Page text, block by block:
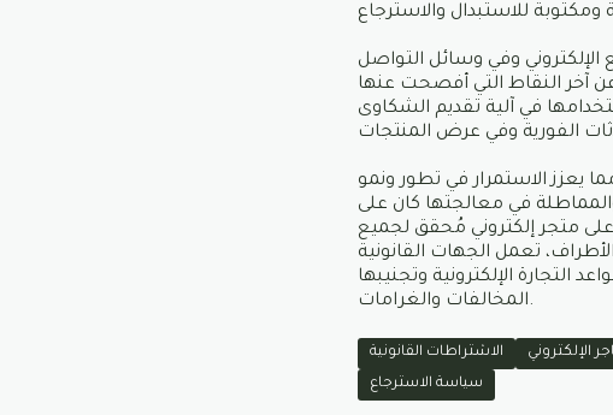
وفي وسائل التواصل
آخر النقاط التي أفصحت عنها
في آلية تقديم الشكاوى
يعزز الاستمرار في تطور ونمو
والمماطلة في معالجتها كان على
متجر إلكتروني مُحقق لجميع
تعمل الجهات القانونية
التجارة الإلكترونية وتجنيبها
المخالفات والغرامات.
الاشتراطات القانونية الإلكتروني
سياسة الاسترجاع